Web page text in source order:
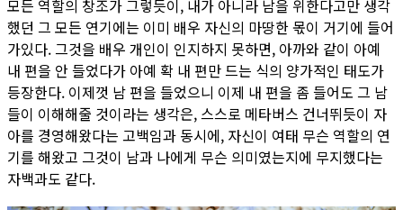
모든 역할의 창조가 그렇듯이, 내가 아니라 남을 위한다고만 생각
했던 그 모든 연기에는 이미 배우 자신의 마땅한 몫이 거기에 들어
가있다. 그것을 배우 개인이 인지하지 못하면, 아까와 같이 아예
내 편을 안 들었다가 아예 확 내 편만 드는 식의 양가적인 태도가
등장한다. 이제껏 남 편을 들었으니 이제 내 편을 좀 들어도 그 남
들이 이해해줄 것이라는 생각은, 스스로 메타버스 건너뛰듯이 자
아를 경영해왔다는 고백임과 동시에, 자신이 여태 무슨 역할의 연
기를 해왔고 그것이 남과 나에게 무슨 의미였는지에 무지했다는
자백과도 같다.